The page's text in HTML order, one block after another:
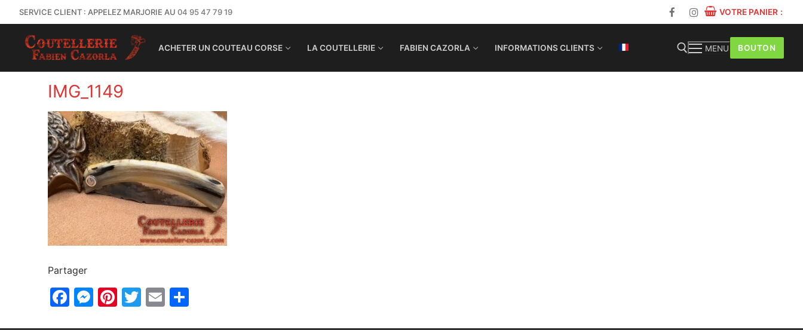
SERVICE CLIENT : APPELEZ MARJORIE AU 04 95 47 79 19 VOTRE PANIER :
ACHETER UN COUTEAU CORSE LA COUTELLERIE FABIEN CAZORLA INFORMATIONS CLIENTS MENU BOUTON
IMG_1149
Partager
Facebook
Messenger
Pinterest
Twitter
Email